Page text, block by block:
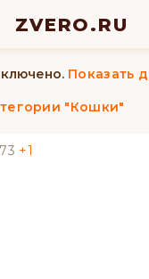
ZVERO.RU
Показать
"Кошки"
+1